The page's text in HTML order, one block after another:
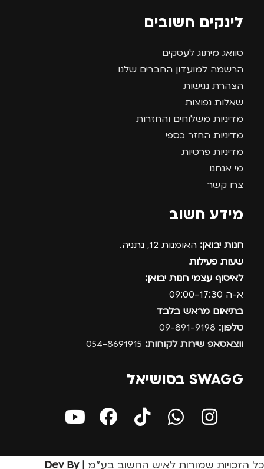
לינקים חשובים
סוואג מיתוג לעסקים
הרשמה למועדון החברים שלנו
הצהרת נגישות
שאלות נפוצות
מדיניות משלוחים והחזרות
מדיניות החזר כספי
מדיניות פרטיות
מי אנחנו
צרו קשר
מידע חשוב
חנות יבואן: האומנות 12, נתניה.
שעות פעילות
לאיסוף עצמי חנות יבואן:
א-ה 09:00-17:30
בתיאום מראש בלבד
טלפון:
ווצאסאפ שירות לקוחות:
SWAGG בסושיאל
כל הזכויות שמורות לאיש החשוב בע״מ | Dev By